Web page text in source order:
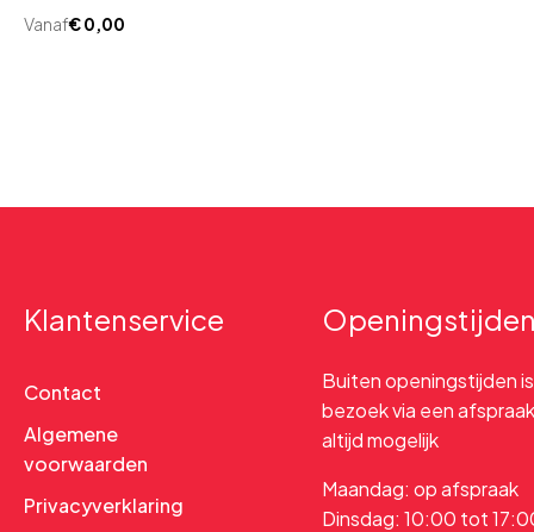
Vanaf€0,00
Klantenservice
Contact
Algemene
voorwaarden
Privacyverklaring
Buiten openingstijden is
bezoek via een afspraak
altijd mogelijk
Maandag: op afspraak
Dinsdag: 10:00 tot